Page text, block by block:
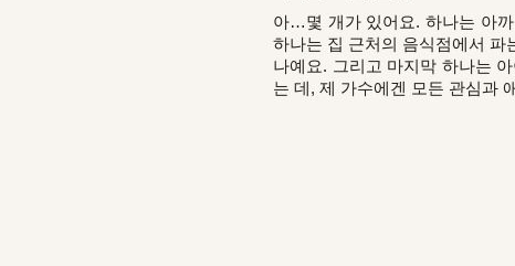
아…몇 개가 있어요. 하나는 아
하나는 집 근처의 음식점에서 파
나예요. 그리고 마지막 하나는
는 데, 제 가수에겐 모든 관심과